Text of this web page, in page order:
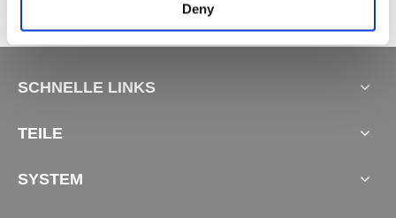
Deny
SCHNELLE LINKS
TEILE
SYSTEM